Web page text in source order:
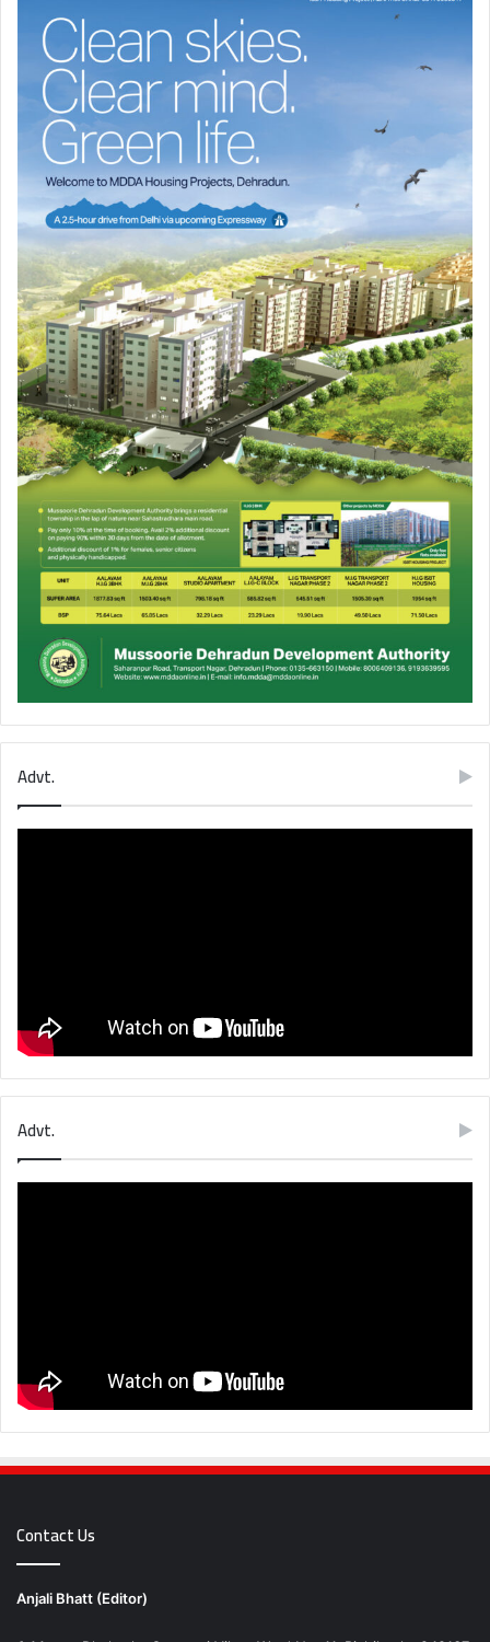
Advt.
Advt.
Contact Us
Anjali Bhatt (Editor)